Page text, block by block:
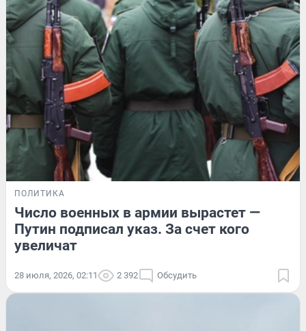
ПОЛИТИКА
Число военных в армии вырастет —
Путин подписал указ. За счет кого
увеличат
28 июля, 2026, 02:11 2 392 Обсудить